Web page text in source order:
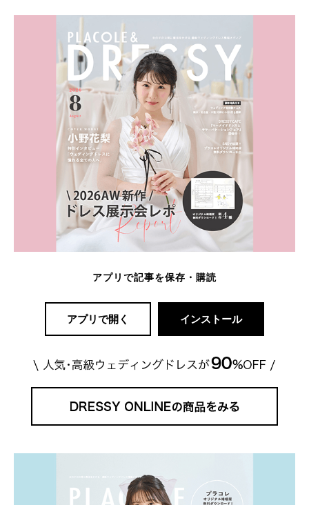
アプリで記事を保存・購読
アプリで開く インストール